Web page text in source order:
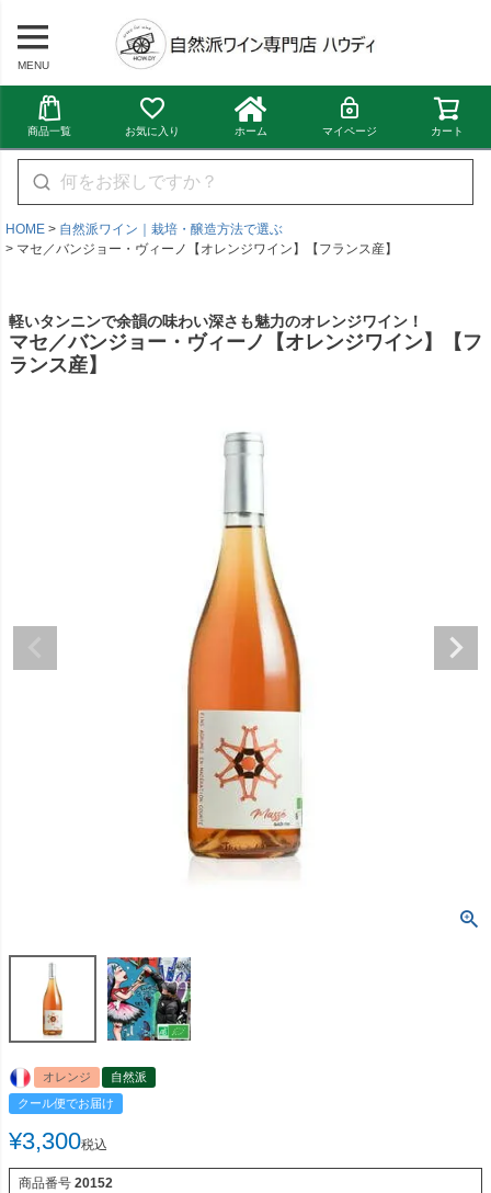
MENU
商品一覧 お気に入り ホーム マイページ カート
HOME
自然派ワイン｜栽培・醸造方法で選ぶ
マセ／バンジョー・ヴィーノ【オレンジワイン】【フランス産】
軽いタンニンで余韻の味わい深さも魅力のオレンジワイン！
マセ／バンジョー・ヴィーノ【オレンジワイン】【フ
ランス産】
オレンジ
自然派
クール便でお届け
¥3,300税込
商品番号 20152